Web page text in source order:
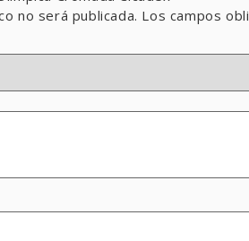
no será publicada. Los campos